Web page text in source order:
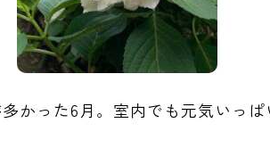
かった6月。室内でも元気いっぱ